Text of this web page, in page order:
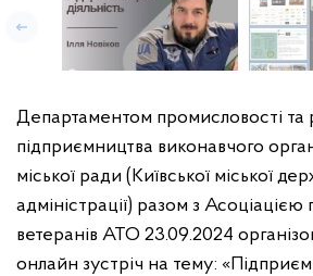
Департаментом промисловості та
підприємництва виконавчого
міської ради (Київської міської
адміністрації) разом з Асоціацією
ветеранів АТО 23.09.2024
онлайн зустріч на тему: